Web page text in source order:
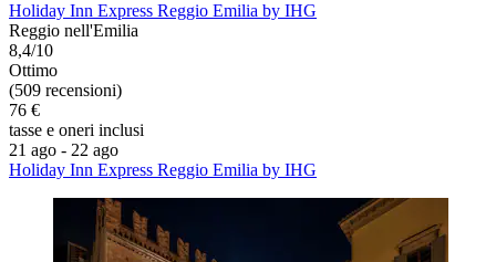
Holiday Inn Express Reggio Emilia by IHG
Reggio nell'Emilia
8,4/10
Ottimo
(509 recensioni)
76 €
tasse e oneri inclusi
21 ago - 22 ago
Holiday Inn Express Reggio Emilia by IHG